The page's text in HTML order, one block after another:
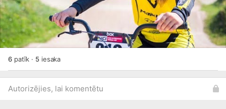
6patīk · 5iesaka
Autorizējies, lai komentētu